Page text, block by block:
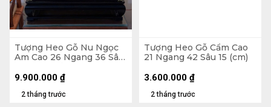
Tượng Heo Gỗ Nu Ngọc
Am Cao 26 Ngang 36 Sâu
x 30 (cm)
2 tháng trước
9.900.000 ₫
Tượng Heo Gỗ Cẩm Cao
21 Ngang 42 Sâu 15 (cm)
2 tháng trước
3.600.000 ₫